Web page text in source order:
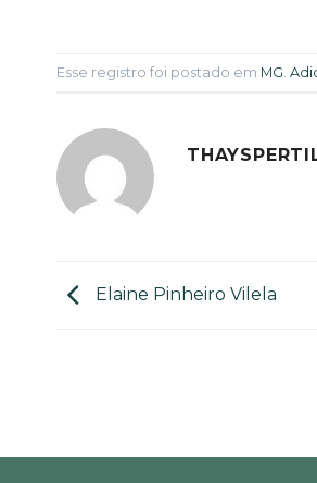
Esse registro foi postado em MG
Elaine Pinheiro Vilela